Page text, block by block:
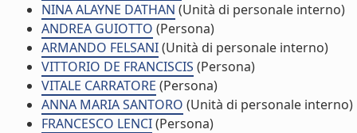
NINA ALAYNE DATHAN (Unità di personale interno)
ANDREA GUIOTTO (Persona)
ARMANDO FELSANI(Unità di personale interno)
VITTORIO DE FRANCISCIS (Persona)
VITALE CARRATORE (Persona)
ANNA MARIA SANTORO (Unità di personale interno)
FRANCESCO LENCI(Persona)